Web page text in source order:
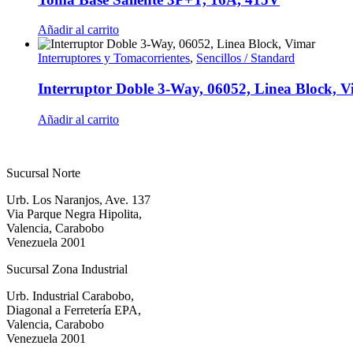
Añadir al carrito
Interruptores y Tomacorrientes, Sencillos / Standard
Interruptor Doble 3-Way, 06052, Linea Block,
Añadir al carrito
Sucursal Norte
Urb. Los Naranjos, Ave. 137
Via Parque Negra Hipolita,
Valencia, Carabobo
Venezuela 2001
Sucursal Zona Industrial
Urb. Industrial Carabobo,
Diagonal a Ferretería EPA,
Valencia, Carabobo
Venezuela 2001